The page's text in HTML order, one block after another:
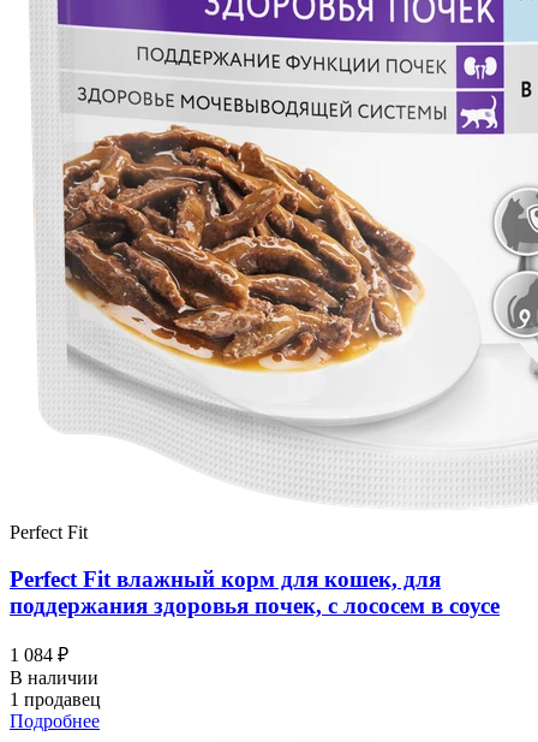
Perfect Fit
Perfect Fit влажный корм для кошек, для
поддержания здоровья почек, с лососем в соусе
1 084 ₽
В наличии
1 продавец
Подробнее